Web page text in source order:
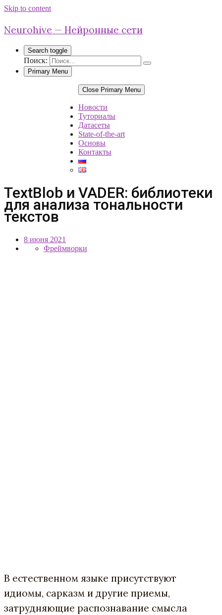
Skip to content
Neurohive — Нейронные сети
Search toggle
Поиск:
Primary Menu
Close Primary Menu
Новости
Туториалы
Датасеты
State-of-the-art
Основы
Контакты
TextBlob и VADER: библиотеки
для анализа тональности
текстов
8 июня 2021
Фреймворки
В естественном языке присутствуют
идиомы, сарказм и другие приемы,
затрудняющие распознавание смысла